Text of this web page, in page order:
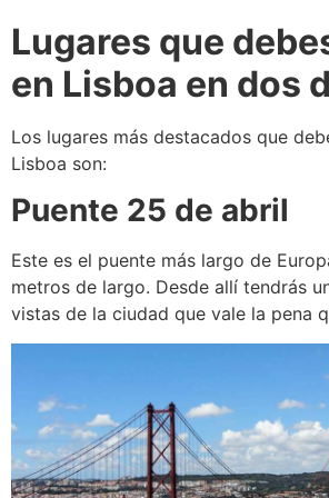
Lugares que
en Lisboa en dos
Los lugares más destacados que
Lisboa son:
Puente 25 de abril
Este es el puente más largo de
metros de largo. Desde allí tendrás
vistas de la ciudad que vale la pena